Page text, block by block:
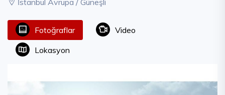
İstanbul Avrupa / Güneşli
Fotoğraflar
Video
Lokasyon